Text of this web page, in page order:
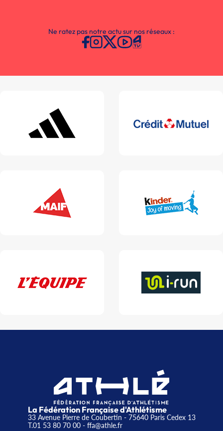
Ne ratez pas notre actu sur nos réseaux :
La Fédération Française d'Athlétisme
33 Avenue Pierre de Coubertin - 75640 Paris Cedex 13
T.01 53 80 70 00- ffa@athle.fr